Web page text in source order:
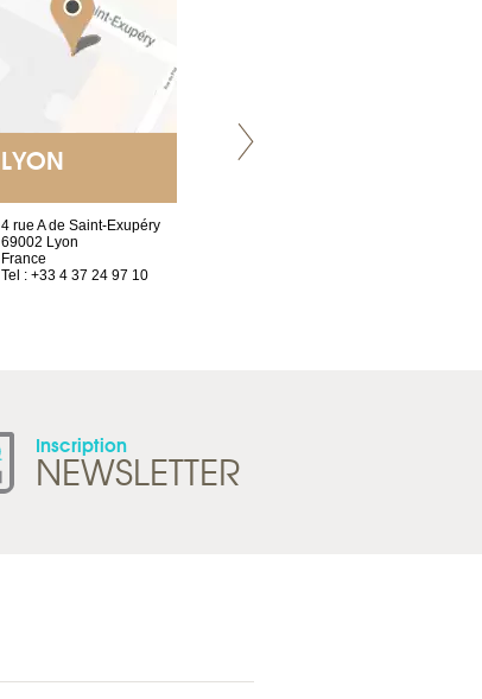
LYON
4 rue A de Saint-Exupéry
69002 Lyon
France
Tel : +33 4 37 24 97 10
Inscription
NEWSLETTER